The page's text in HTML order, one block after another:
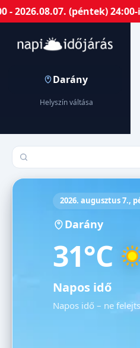
(péntek) 24:00-ig
Darány
Helyszín váltása
Település keresése
2026. augusztus 7.,
Darány
31°C
Napos idő
Napos idő – ne